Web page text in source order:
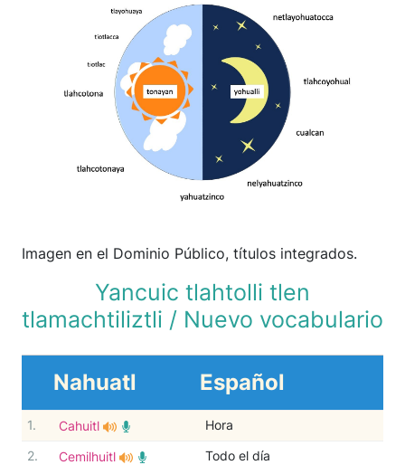
Imagen en el Dominio Público, títulos integrados.
Yancuic tlahtolli tlen
tlamachtiliztli / Nuevo vocabulario
Nahuatl Español
1. Cahuitl Hora
2. Cemilhuitl Todo el día